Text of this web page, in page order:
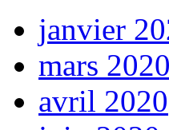
janvier
mars 2020
avril 2020